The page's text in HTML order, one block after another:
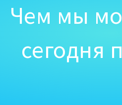
Чем мы
сегодня